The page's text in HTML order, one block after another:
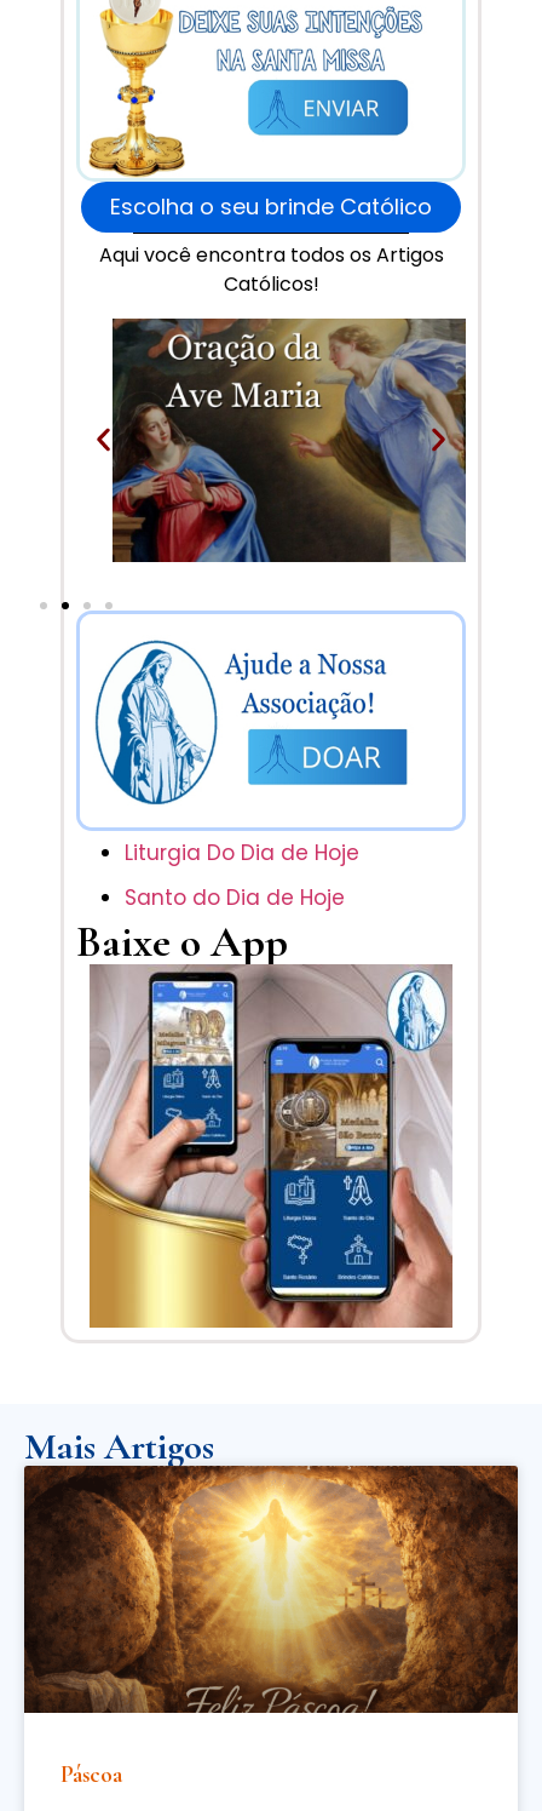
Escolha o seu brinde Católico
Aqui você encontra todos os Artigos
Católicos!
Liturgia Do Dia de Hoje
Santo do Dia de Hoje
Baixe o App
Mais Artigos
Páscoa